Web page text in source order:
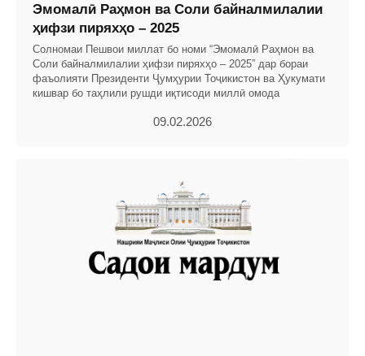
Эмомалӣ Раҳмон ва Соли байналмилалии
ҳифзи пиряхҳо – 2025
Солномаи Пешвои миллат бо номи “Эмомалӣ Раҳмон ва
Соли байналмилалии ҳифзи пиряхҳо – 2025” дар бораи
фаъолияти Президенти Ҷумҳурии Тоҷикистон ва Ҳукумати
кишвар бо таҳлили рушди иқтисоди миллӣ омода
09.02.2026